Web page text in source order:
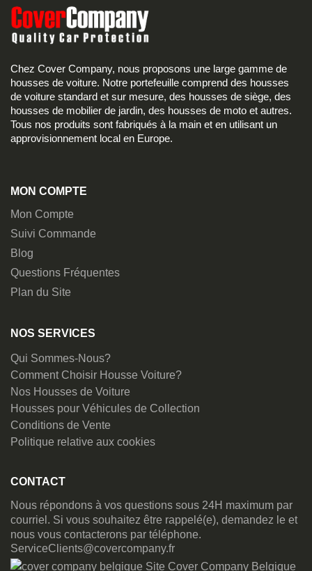
Chez Cover Company, nous proposons une large gamme de
housses de voiture. Notre portefeuille comprend des housses
de voiture standard et sur mesure, des housses de siège, des
housses de mobilier de jardin, des housses de moto et autres.
Tous nos produits sont fabriqués à la main et en utilisant un
approvisionnement local en Europe.
MON COMPTE
Mon Compte
Suivi Commande
Blog
Questions Fréquentes
Plan du Site
NOS SERVICES
Qui Sommes-Nous?
Comment Choisir Housse Voiture?
Nos Housses de Voiture
Housses pour Véhicules de Collection
Conditions de Vente
Politique relative aux cookies
CONTACT
Nous répondons à vos questions sous 24H maximum par
courriel. Si vous souhaitez être rappelé(e), demandez le et
nous vous contacterons par téléphone.
ServiceClients@covercompany.fr
Site Cover Company Belgique